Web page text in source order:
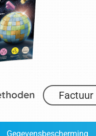
Factuur
Gegevensbescherming